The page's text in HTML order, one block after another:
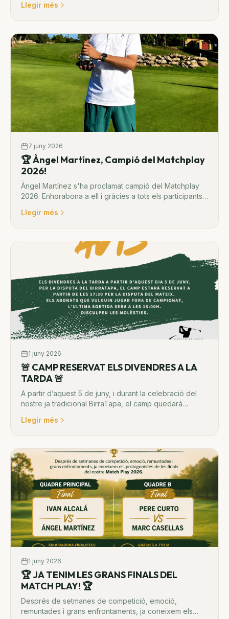
Llegir més
7 juny 2026
🏆 Àngel Martínez, Campió del Matchplay
2026!
Àngel Martínez s'ha proclamat campió del Matchplay
2026. Enhorabona a ell i gràcies a tots els participants
magnífic finalista!
Llegir més
1 juny 2026
🚨 CAMP RESERVAT ELS DIVENDRES A LA
TARDA 🚨
A partir d’aquest 5 de juny, i durant la celebració del
nostre ja tradicional BirraTapa, el camp quedarà
Llegir més
1 juny 2026
🏆 JA TENIM LES GRANS FINALS DEL
MATCH PLAY! 🏆
Després de setmanes de competició, emoció,
remuntades i grans enfrontaments, ja coneixem els